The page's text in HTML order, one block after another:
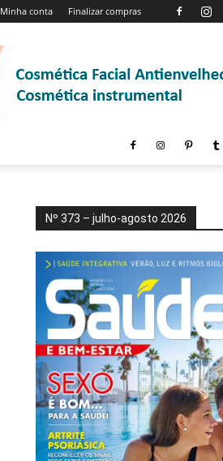
Minha conta Finalizar compras
Nº 373 – julho-agosto 2026